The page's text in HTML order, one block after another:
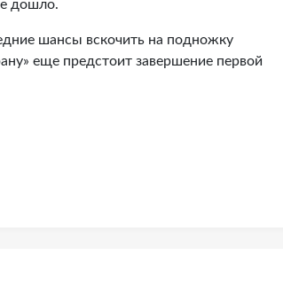
дошло.
шансы вскочить на подножку
еще предстоит завершение первой